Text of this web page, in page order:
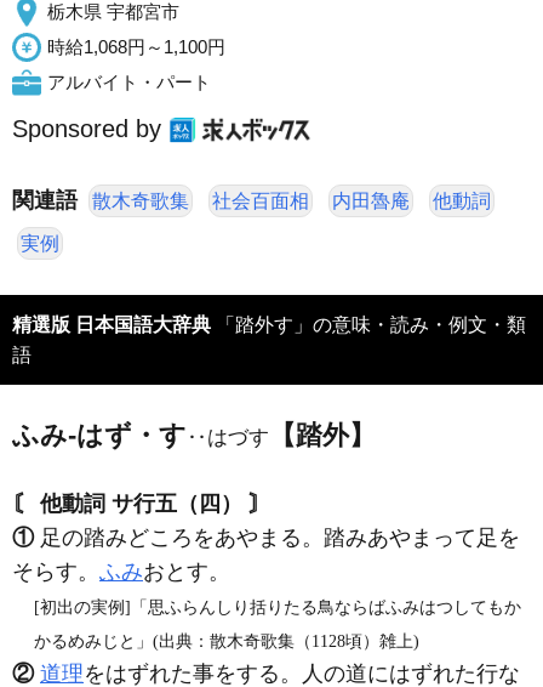
栃木県 宇都宮市
時給1,068円～1,100円
アルバイト・パート
Sponsored by
関連語 散木奇歌集 社会百面相 内田魯庵 他動詞
実例
精選版 日本国語大辞典
語
ふみ‐はず・す ‥はづす 【踏外】
〘 他動詞 サ行五（四） 〙
①足の踏みどころをあやまる。踏みあやまって足を
そらす。 ふみおとす。
[初出の実例]「思ふらんしり括りたる鳥ならばふみはつしてもか
かるめみじと」(出典：散木奇歌集（1128頃）雑上)
② 道理をはずれた事をする。人の道にはずれた行な